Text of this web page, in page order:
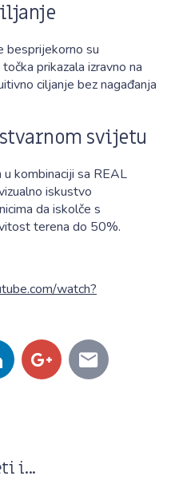
besprijekorno su
prikazala izravno na
ciljanje bez nagađanja
svijetu
kombinaciji sa REAL
iskustvo
da iskolče s
terena do 50%.
watch?
i...